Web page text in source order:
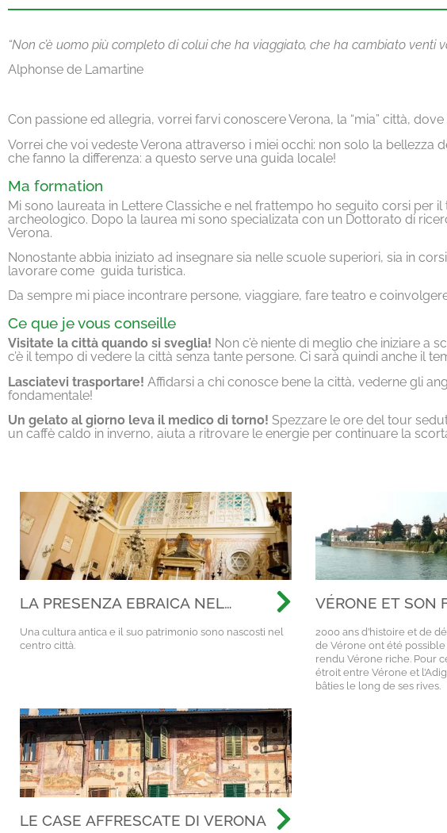
“Non c’è uomo più completo di colui che ha viaggiato, che ha cambiato
Alphonse de Lamartine
Con passione ed allegria, vorrei farvi conoscere Verona, la “mia” città,
Vorrei che voi vedeste Verona attraverso i miei occhi: non solo la
che fanno la differenza: a questo serve una guida locale!
Ma formation
Mi sono laureata in Lettere Classiche e nel frattempo ho seguito corsi
archeologico. Dopo la laurea mi sono specializata con un Dottorato di
Verona.
Nonostante abbia iniziato ad insegnare sia nelle scuole superiori, sia in
lavorare come guida turistica.
Da sempre mi piace incontrare persone, viaggiare, fare teatro e
Ce que je vous conseille
Visitate la città quando si sveglia! Non c’è niente di meglio che iniziare a
c’è il tempo di vedere la città senza tante persone. Ci sarà quindi anche il
Lasciatevi trasportare! Affidarsi a chi conosce bene la città, vederne gli
fondamentale!
Un gelato al giorno leva il medico di torno! Spezzare le ore del tour
un caffè caldo in inverno, aiuta a ritrovare le energie per continuare la
LA PRESENZA EBRAICA NEL
Una cultura antica e il suo patrimonio sono nascosti nel
centro città.
VÉRONE ET SON
2000 ans d’histoire et de
de Vérone ont été possible
rendu Vérone riche. Pour
étroit entre Vérone et
bâties le long de ses rives.
LE CASE AFFRESCATE DI VERONA